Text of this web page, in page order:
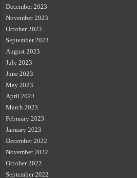
December 2023
November 2023
October 2023
September 2023
August 2023
July 2023
June 2023
May 2023
April 2023
March 2023
February 2023
January 2023
December 2022
November 2022
October 2022
September 2022